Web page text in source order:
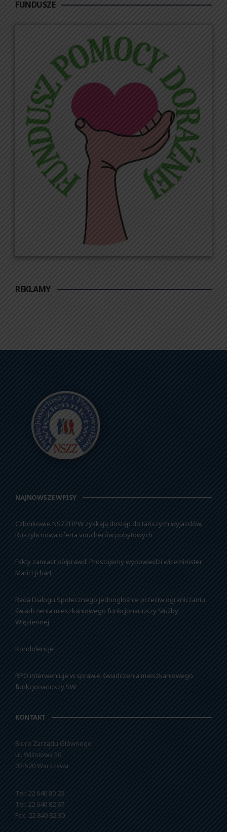
FUNDUSZE
REKLAMY
NAJNOWSZE WPISY
Członkowie NSZZFiPW zyskają dostęp do tańszych wyjazdów.
Ruszyła nowa oferta voucherów pobytowych
Fakty zamiast półprawd. Prostujemy wypowiedzi wiceminister
Marii Ejchart
Rada Dialogu Społecznego jednogłośnie przeciw ograniczaniu
świadczenia mieszkaniowego funkcjonariuszy Służby
Więziennej
Kondolencje
RPO interweniuje w sprawie świadczenia mieszkaniowego
funkcjonariuszy SW
KONTAKT
Biuro Zarządu Głównego
ul. Wiśniowa 50
02-520 Warszawa
Tel: 22 640 80 23
Tel: 22 640 82 67
Fax: 22 849 82 30